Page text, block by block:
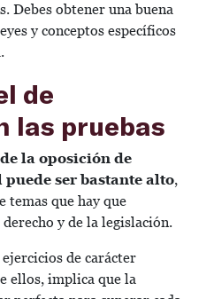
Debes obtener una buena
y conceptos específicos
de
las pruebas
la oposición de
ser bastante alto,
temas que hay que
y de la legislación.
de carácter
ellos, implica que la